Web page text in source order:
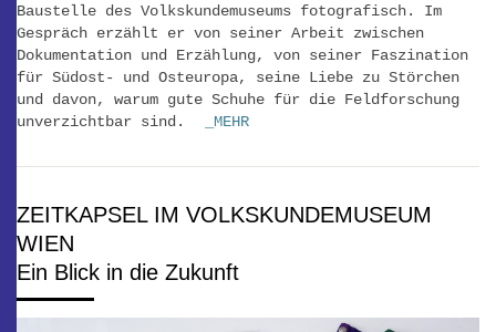
Baustelle des Volkskundemuseums fotografisch. Im
Gespräch erzählt er von seiner Arbeit zwischen
Dokumentation und Erzählung, von seiner Faszination
für Südost- und Osteuropa, seine Liebe zu Störchen
und davon, warum gute Schuhe für die Feldforschung
unverzichtbar sind.
_MEHR
ZEITKAPSEL IM VOLKSKUNDEMUSEUM
WIEN
Ein Blick in die Zukunft